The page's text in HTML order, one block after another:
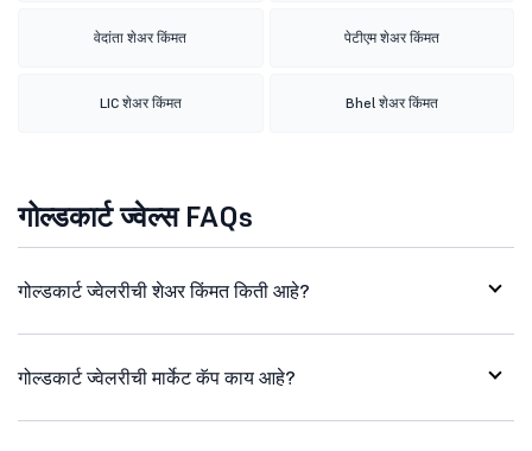
वेदांता शेअर किंमत पेटीएम शेअर किंमत
LIC शेअर किंमत Bhel शेअर किंमत
गोल्डकार्ट ज्वेल्स FAQs
गोल्डकार्ट ज्वेलरीची शेअर किंमत किती आहे?
गोल्डकार्ट ज्वेलरीची मार्केट कॅप काय आहे?